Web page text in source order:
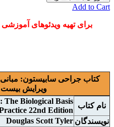
Add to Cart
برای تهیه ویدئوهای آموزشی
کتاب جراحی سابیستون:
ويرايش بيست و
نام کتاب
The Biological Basis
22nd Edition
نويسندگان Douglas Scott Tyler